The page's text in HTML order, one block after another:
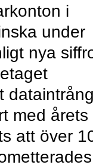
i
under
nya
med årets
att över